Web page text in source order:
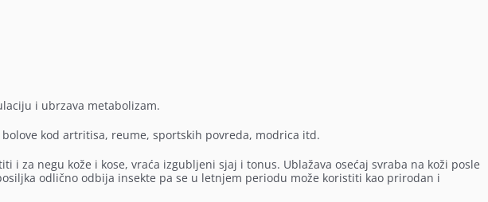
i ubrzava metabolizam.
kod artritisa, reume, sportskih povreda, modrica itd.
i za negu kože i kose, vraća izgubljeni sjaj i tonus. Ublažava osećaj svraba na koži posle
odlično odbija insekte pa se u letnjem periodu može koristiti kao prirodan i